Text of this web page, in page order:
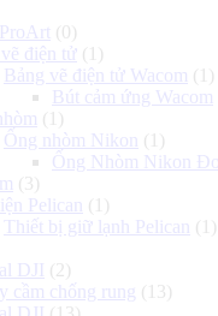
(0)
điện tử (1)
Bảng vẽ điện tử Wacom (1)
Bút cảm ứng Wacom
(1)
Ống nhòm Nikon
(1)
Ống Nhòm Nikon Đo
(3)
Pelican
(1)
Thiết bị giữ lạnh Pelican
(1)
DJI (2)
cầm chống rung (13)